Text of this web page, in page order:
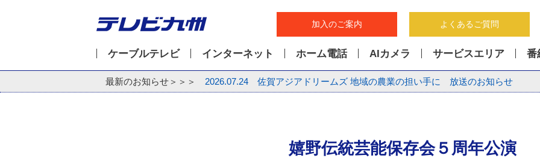
加入のご案内 よくあるご質問
ケーブルテレビ インターネット ホーム電話 AIカメラ サービスエリア 番
最新のお知らせ＞＞＞ 2026.07.24 佐賀アジアドリームズ 地域の農業の担い手に 放送のお知らせ
嬉野伝統芸能保存会５周年公演